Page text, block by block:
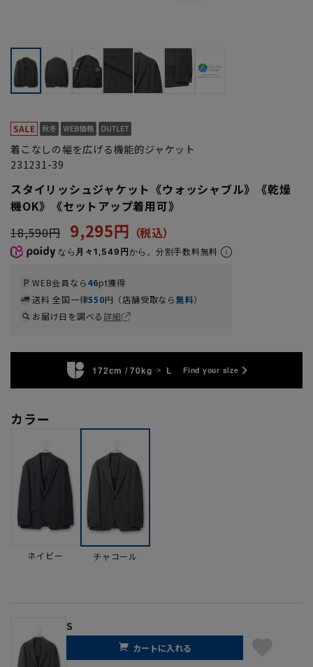
着こなしの幅を広げる機能的ジャケット
231231-39
スタイリッシュジャケット《ウォッシャブル》《乾燥
機OK》《セットアップ着用可》
18,590円
9,295円
なら 月々1,549円から。分割手数料無料
WEB会員なら46pt獲得
送料 全国一律550円（店舗受取なら無料）
お届け日を調べる詳細
172cm / 70kg L Find your size
カラー
ネイビー チャコール
S
カートに入れる